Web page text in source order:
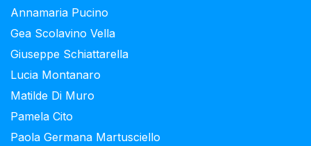
Annamaria Pucino
Gea Scolavino Vella
Giuseppe Schiattarella
Lucia Montanaro
Matilde Di Muro
Pamela Cito
Paola Germana Martusciello